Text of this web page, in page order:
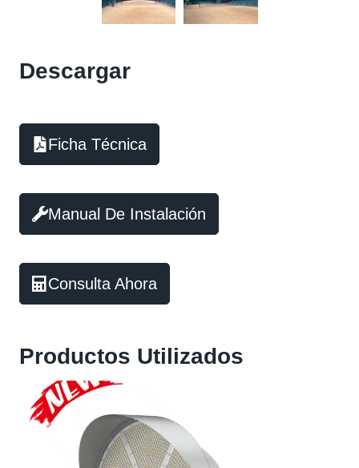
Descargar
Ficha Técnica
Manual De Instalación
Consulta Ahora
Productos Utilizados